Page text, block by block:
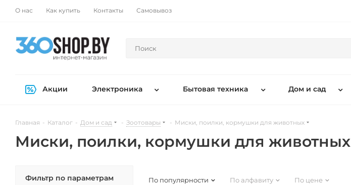
О нас Как купить Контакты Самовывоз
Акции Электроника Бытовая техника Дом и сад
Главная - Каталог - Дом и сад - Зоотовары - Миски, поилки, кормушки для животных
Миски, поилки, кормушки для животных
По популярности По алфавиту По цене
Фильтр по параметрам